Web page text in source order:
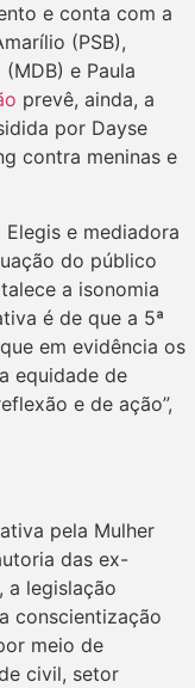
e conta com a
(PSB),
e Paula
prevê, ainda, a
por Dayse
contra meninas e
e mediadora
do público
a isonomia
é de que a 5ª
em evidência os
equidade de
e de ação”,
pela Mulher
das ex-
a legislação
conscientização
meio de
civil, setor